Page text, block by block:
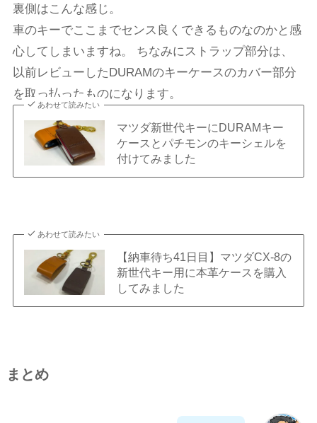
裏側はこんな感じ。
車のキーでここまでセンス良くできるものなのかと感
心してしまいますね。 ちなみにストラップ部分は、
以前レビューしたDURAMのキーケースのカバー部分
を取っ払ったものになります。
あわせて読みたい
マツダ新世代キーにDURAMキー
ケースとパチモンのキーシェルを
付けてみました
あわせて読みたい
【納車待ち41日目】マツダCX-8の
新世代キー用に本革ケースを購入
してみました
まとめ